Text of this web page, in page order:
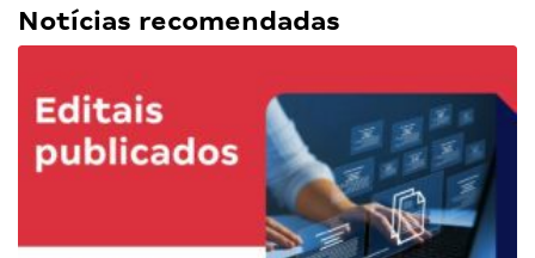
Notícias recomendadas